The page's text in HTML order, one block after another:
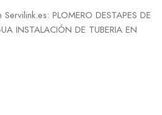
PLOMERO DESTAPES DE
INSTALACIÓN DE TUBERIA EN